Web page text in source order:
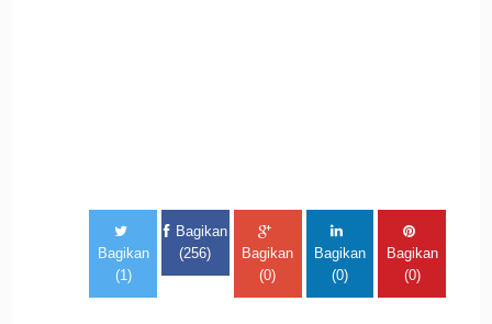
Bagikan
(1)
Bagikan
(256)
Bagikan
(0)
Bagikan
(0)
Bagikan
(0)